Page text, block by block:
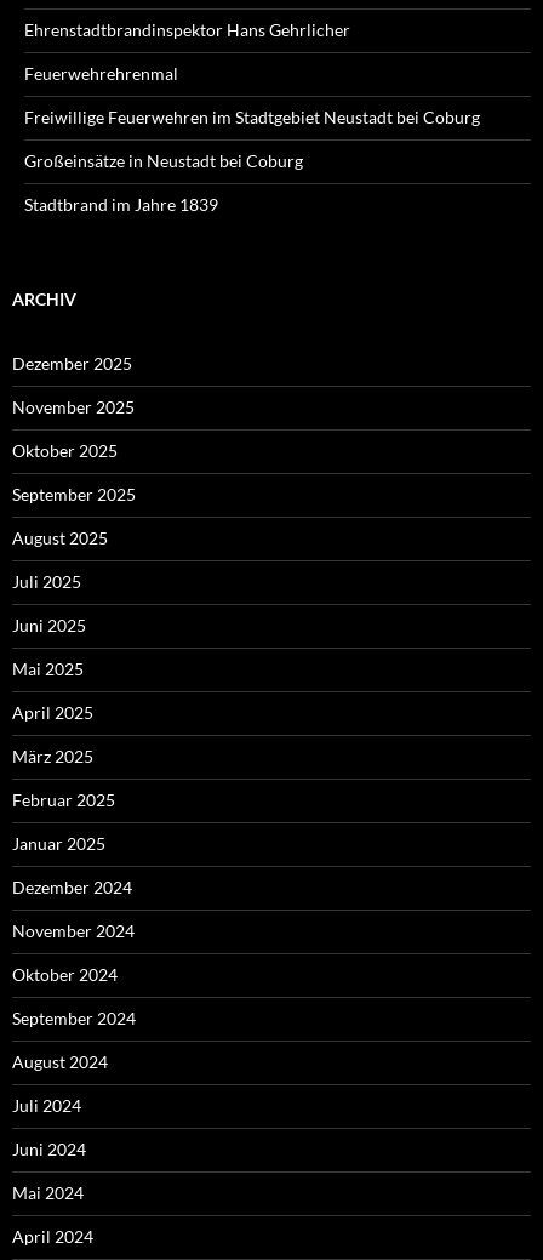
Ehrenstadtbrandinspektor Hans Gehrlicher
Feuerwehrehrenmal
Freiwillige Feuerwehren im Stadtgebiet Neustadt bei Coburg
Großeinsätze in Neustadt bei Coburg
Stadtbrand im Jahre 1839
ARCHIV
Dezember 2025
November 2025
Oktober 2025
September 2025
August 2025
Juli 2025
Juni 2025
Mai 2025
April 2025
März 2025
Februar 2025
Januar 2025
Dezember 2024
November 2024
Oktober 2024
September 2024
August 2024
Juli 2024
Juni 2024
Mai 2024
April 2024